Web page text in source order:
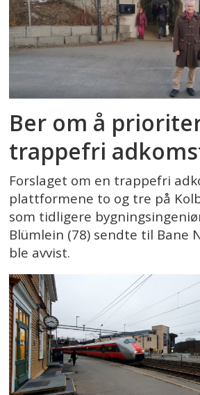
Ber om å
trappefri
Forslaget om en trappefri
plattformene to og tre på
som tidligere
Blümlein (78) sendte til Bane
ble avvist.